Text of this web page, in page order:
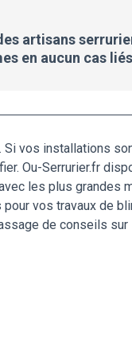
artisans
en aucun cas
vos installations
Ou-Serrurier.fr
les plus grandes
vos travaux de
de conseils